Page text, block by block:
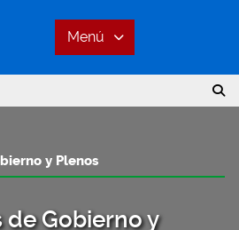
Menú
Gobierno y
y Plenos